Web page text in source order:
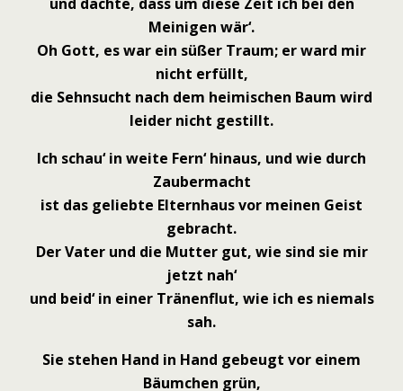
Meinigen wär‘.
Oh Gott, es war ein süßer Traum; er ward mir
nicht erfüllt,
die Sehnsucht nach dem heimischen Baum wird
leider nicht gestillt.
Ich schau‘ in weite Fern‘ hinaus, und wie durch
Zaubermacht
ist das geliebte Elternhaus vor meinen Geist
gebracht.
Der Vater und die Mutter gut, wie sind sie mir
jetzt nah‘
und beid‘ in einer Tränenflut, wie ich es niemals
sah.
Sie stehen Hand in Hand gebeugt vor einem
Bäumchen grün,